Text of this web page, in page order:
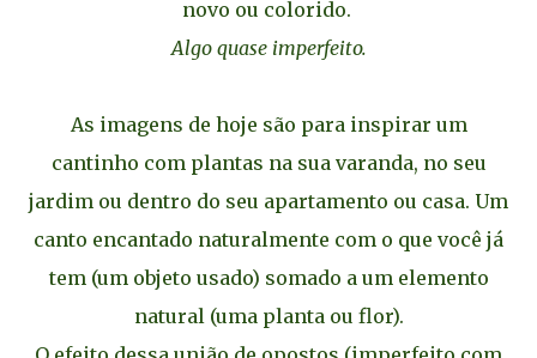
novo ou colorido.
Algo quase imperfeito.
As imagens de hoje são para inspirar um
cantinho com plantas na sua varanda, no seu
jardim ou dentro do seu apartamento ou casa. Um
canto encantado naturalmente com o que você já
tem (um objeto usado) somado a um elemento
natural (uma planta ou flor).